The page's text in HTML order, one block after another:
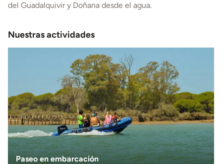
del Guadalquivir y Doñana desde el agua.
Nuestras actividades
Paseo en embarcación